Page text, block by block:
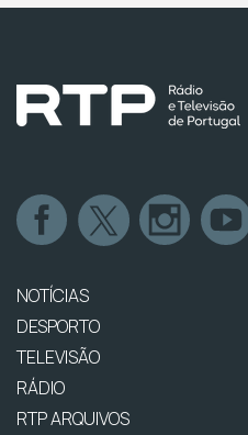
NOTÍCIAS
DESPORTO
TELEVISÃO
RÁDIO
RTP ARQUIVOS